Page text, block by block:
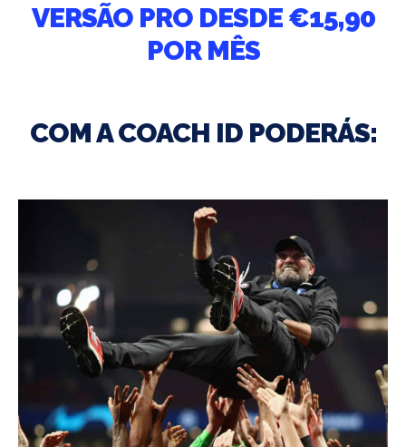
VERSÃO PRO DESDE €15,90
POR MÊS
COM A COACH ID PODERÁS: